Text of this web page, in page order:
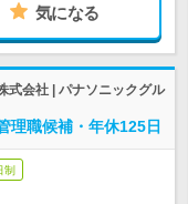
気になる
式会社 | パナソニックグル
理職候補・年休125日
制